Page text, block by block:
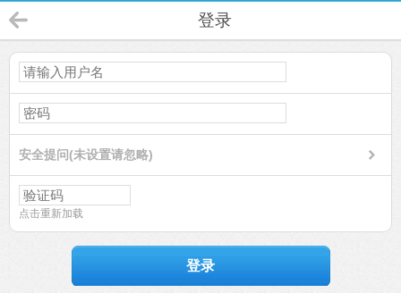
登录
安全提问(未设置请忽略)
点击重新加载
登录